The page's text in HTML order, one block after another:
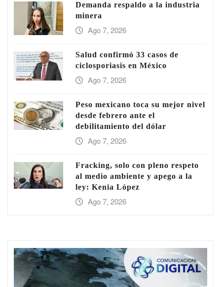
Demanda respaldo a la industria
minera
Ago 7, 2026
Salud confirmó 33 casos de
ciclosporiasis en México
Ago 7, 2026
Peso mexicano toca su mejor nivel
desde febrero ante el
debilitamiento del dólar
Ago 7, 2026
Fracking, solo con pleno respeto
al medio ambiente y apego a la
ley: Kenia López
Ago 7, 2026